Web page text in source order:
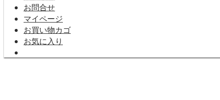
お問合せ
マイページ
お買い物カゴ
お気に入り